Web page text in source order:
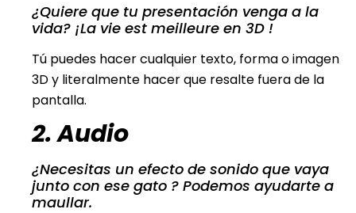
¿Quiere que tu presentación venga a la
vida? ¡La vie est meilleure en 3D !
Tú puedes hacer cualquier texto, forma o imagen
3D y literalmente hacer que resalte fuera de la
pantalla.
2. Audio
¿Necesitas un efecto de sonido que vaya
junto con ese gato ? Podemos ayudarte a
maullar.